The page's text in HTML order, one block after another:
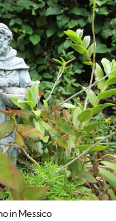
in Messico